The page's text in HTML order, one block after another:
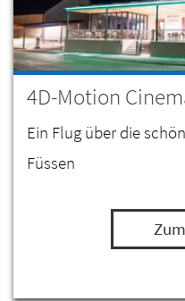
4D-Motion
Ein Flug über die
Füssen